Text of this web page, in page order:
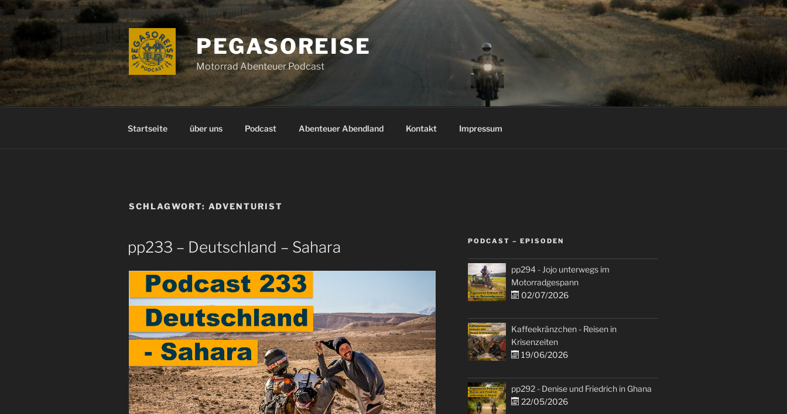
Zum
Inhalt
springen
PEGASOREISE
Motorrad Abenteuer Podcast
Startseite über uns Podcast Abenteuer Abendland Kontakt Impressum
SCHLAGWORT: ADVENTURIST
pp233 – Deutschland – Sahara PODCAST – EPISODEN
pp294 - Jojo unterwegs im
Motorradgespann
02/07/2026
Kaffeekränzchen - Reisen in
Krisenzeiten
19/06/2026
pp292 - Denise und Friedrich in Ghana
22/05/2026